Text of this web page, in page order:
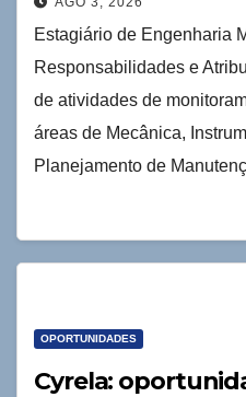
Estagiário de Engenharia
Responsabilidades e
de atividades de
áreas de Mecânica,
Planejamento de
OPORTUNIDADES
Cyrela: